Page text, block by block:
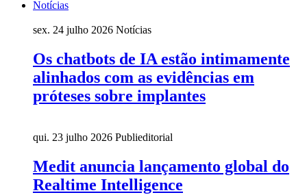
Notícias
sex. 24 julho 2026 Notícias
Os chatbots de IA estão intimamente
alinhados com as evidências em
próteses sobre implantes
qui. 23 julho 2026 Publieditorial
Medit anuncia lançamento global do
Realtime Intelligence